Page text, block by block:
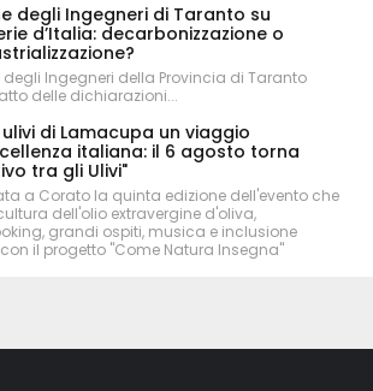
degli Ingegneri di Taranto su
d’Italia: decarbonizzazione o
degli Ingegneri della Provincia di Taranto
delle dichiarazioni...
di Lamacupa un viaggio
italiana: il 6 agosto torna
tra gli Ulivi"
a Corato la quinta edizione dell'evento che
dell'olio extravergine d'oliva,
grandi ospiti, musica e inclusione
il progetto "Come Natura Insegna"